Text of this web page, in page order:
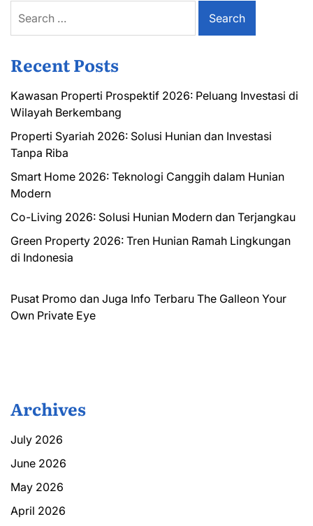
for:
Recent Posts
Kawasan Properti Prospektif 2026: Peluang Investasi di
Wilayah Berkembang
Properti Syariah 2026: Solusi Hunian dan Investasi
Tanpa Riba
Smart Home 2026: Teknologi Canggih dalam Hunian
Modern
Co-Living 2026: Solusi Hunian Modern dan Terjangkau
Green Property 2026: Tren Hunian Ramah Lingkungan
di Indonesia
Pusat Promo dan Juga Info Terbaru The Galleon Your
Own Private Eye
Archives
July 2026
June 2026
May 2026
April 2026